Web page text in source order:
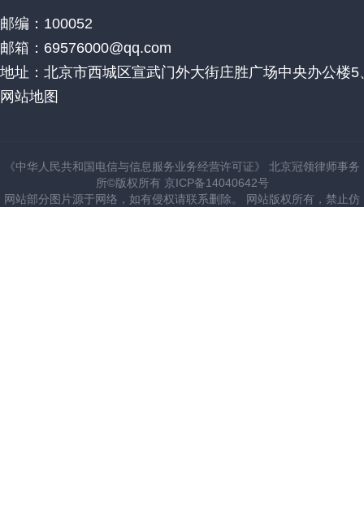
邮编：100052
邮箱：69576000@qq.com
地址：北京市西城区宣武门外大街庄胜广场中央办公楼5
网站地图
《中华人民共和国电信与信息服务业务经营许可证》 北京冠领律师事务
所©版权所有 京ICP备14040642号
网站部分图片源于网络，如有侵权请联系删除。 网站版权所有，禁止仿